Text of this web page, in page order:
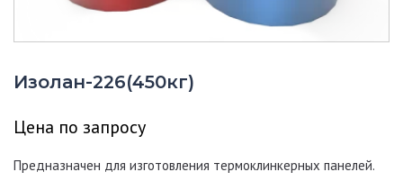
Изолан-226(450кг)
Цена по запросу
Предназначен для изготовления термоклинкерных панелей.